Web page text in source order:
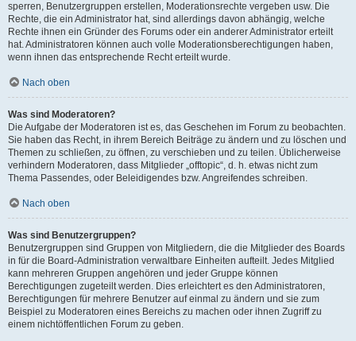
sperren, Benutzergruppen erstellen, Moderationsrechte vergeben usw. Die
Rechte, die ein Administrator hat, sind allerdings davon abhängig, welche
Rechte ihnen ein Gründer des Forums oder ein anderer Administrator erteilt
hat. Administratoren können auch volle Moderationsberechtigungen haben,
wenn ihnen das entsprechende Recht erteilt wurde.
Nach oben
Was sind Moderatoren?
Die Aufgabe der Moderatoren ist es, das Geschehen im Forum zu beobachten.
Sie haben das Recht, in ihrem Bereich Beiträge zu ändern und zu löschen und
Themen zu schließen, zu öffnen, zu verschieben und zu teilen. Üblicherweise
verhindern Moderatoren, dass Mitglieder „offtopic“, d. h. etwas nicht zum
Thema Passendes, oder Beleidigendes bzw. Angreifendes schreiben.
Nach oben
Was sind Benutzergruppen?
Benutzergruppen sind Gruppen von Mitgliedern, die die Mitglieder des Boards
in für die Board-Administration verwaltbare Einheiten aufteilt. Jedes Mitglied
kann mehreren Gruppen angehören und jeder Gruppe können
Berechtigungen zugeteilt werden. Dies erleichtert es den Administratoren,
Berechtigungen für mehrere Benutzer auf einmal zu ändern und sie zum
Beispiel zu Moderatoren eines Bereichs zu machen oder ihnen Zugriff zu
einem nichtöffentlichen Forum zu geben.